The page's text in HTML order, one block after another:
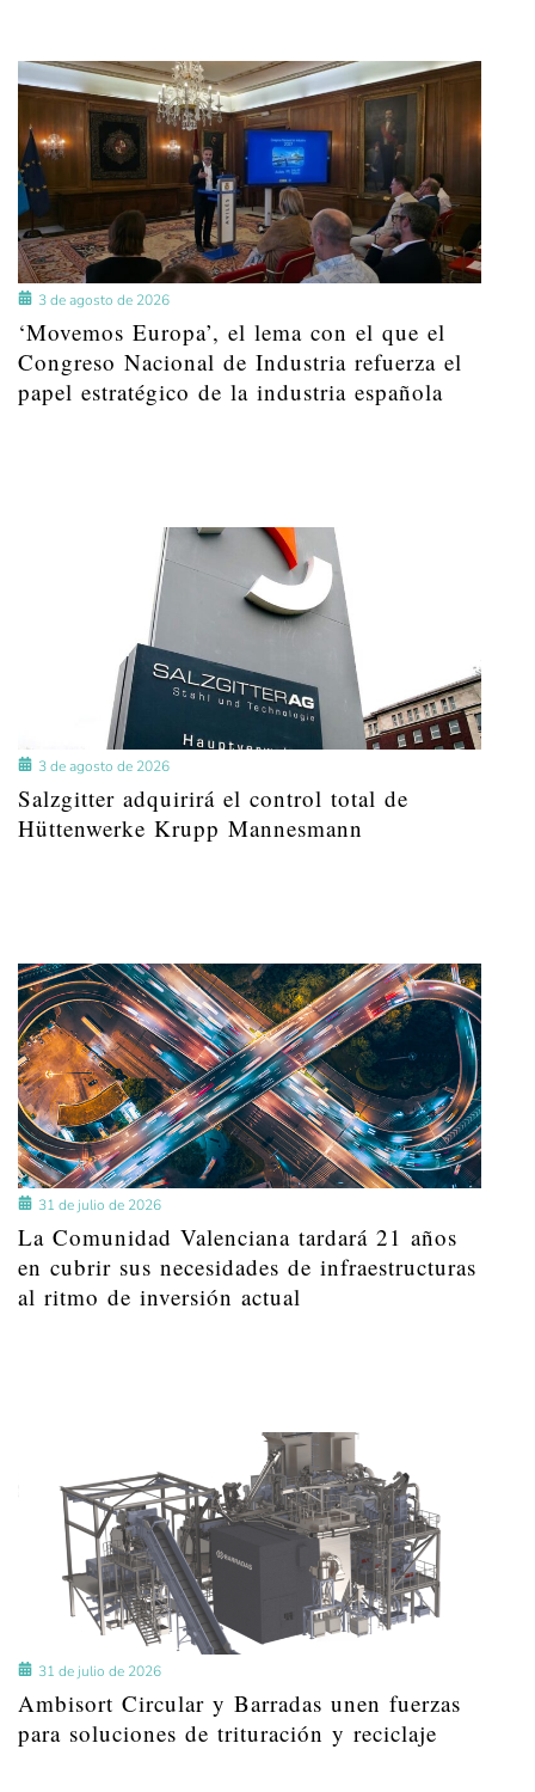
3 de agosto de 2026
‘Movemos Europa’, el lema con el que el
Congreso Nacional de Industria refuerza el
papel estratégico de la industria española
3 de agosto de 2026
Salzgitter adquirirá el control total de
Hüttenwerke Krupp Mannesmann
31 de julio de 2026
La Comunidad Valenciana tardará 21 años
en cubrir sus necesidades de infraestructuras
al ritmo de inversión actual
31 de julio de 2026
Ambisort Circular y Barradas unen fuerzas
para soluciones de trituración y reciclaje